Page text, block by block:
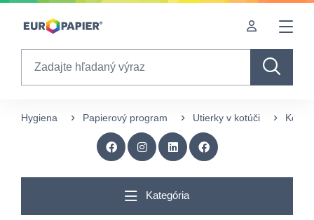
Table Of Content
Zaujímavé produkty pre Vás
Hygiena Papierový program Utierky v kotúči
Kategória